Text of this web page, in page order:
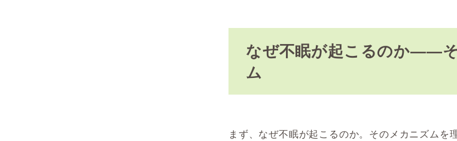
なぜ不眠が起こるのか――
ム
まず、なぜ不眠が起こるのか。そのメカニズムを